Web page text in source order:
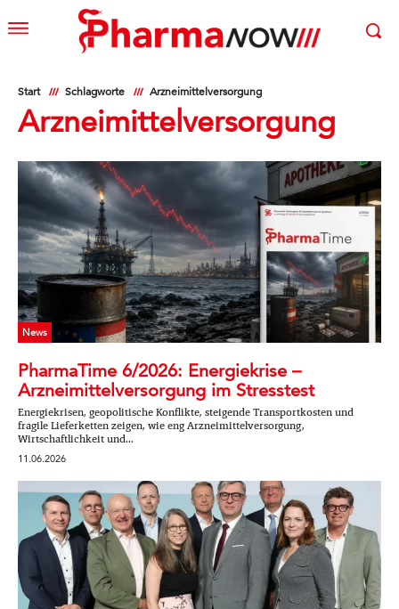
Start Schlagworte Arzneimittelversorgung
Arzneimittelversorgung
News
PharmaTime 6/2026: Energiekrise –
Arzneimittelversorgung im Stresstest
Energiekrisen, geopolitische Konflikte, steigende Transportkosten und
fragile Lieferketten zeigen, wie eng Arzneimittelversorgung,
Wirtschaftlichkeit und...
11.06.2026